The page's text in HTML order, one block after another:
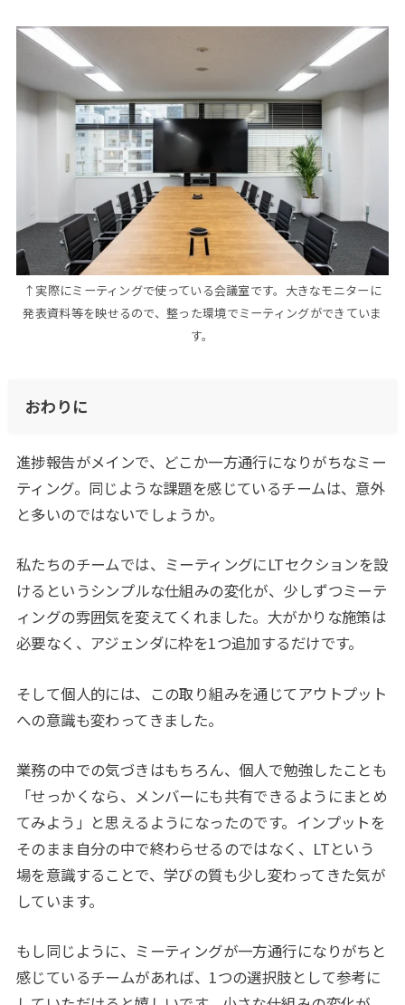
↑実際にミーティングで使っている会議室です。大きなモニターに
発表資料等を映せるので、整った環境でミーティングができていま
す。
おわりに
進捗報告がメインで、どこか一方通行になりがちなミー
ティング。同じような課題を感じているチームは、意外
と多いのではないでしょうか。
私たちのチームでは、ミーティングにLTセクションを設
けるというシンプルな仕組みの変化が、少しずつミーテ
ィングの雰囲気を変えてくれました。大がかりな施策は
必要なく、アジェンダに枠を1つ追加するだけです。
そして個人的には、この取り組みを通じてアウトプット
への意識も変わってきました。
業務の中での気づきはもちろん、個人で勉強したことも
「せっかくなら、メンバーにも共有できるようにまとめ
てみよう」と思えるようになったのです。インプットを
そのまま自分の中で終わらせるのではなく、LTという
場を意識することで、学びの質も少し変わってきた気が
しています。
もし同じように、ミーティングが一方通行になりがちと
感じているチームがあれば、1つの選択肢として参考に